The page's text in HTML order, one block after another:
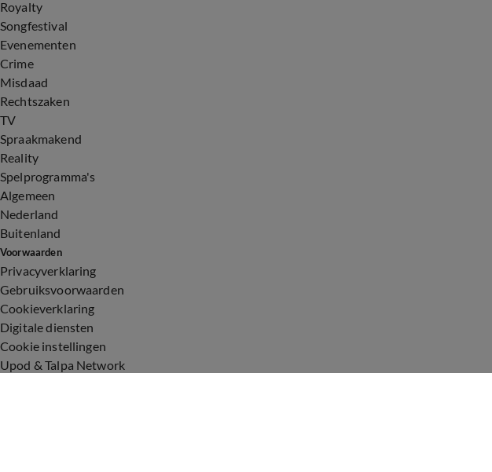
Royalty
Songfestival
Evenementen
Crime
Misdaad
Rechtszaken
TV
Spraakmakend
Reality
Spelprogramma's
Algemeen
Nederland
Buitenland
Voorwaarden
Privacyverklaring
Gebruiksvoorwaarden
Cookieverklaring
Digitale diensten
Cookie instellingen
Upod & Talpa Network